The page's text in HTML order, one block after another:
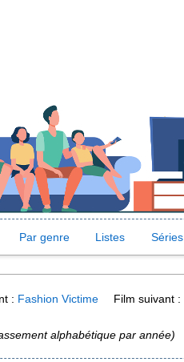
Par genre Listes Séries
: Fashion Victime Film suivant :
alphabétique par année)